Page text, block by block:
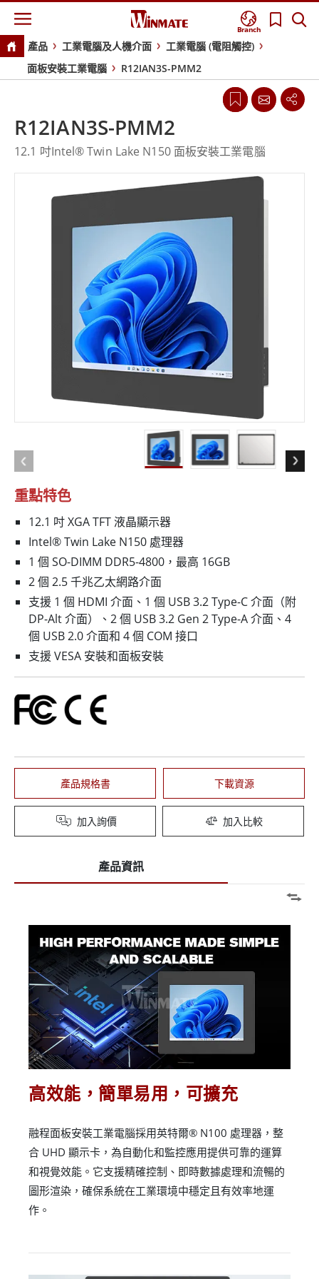
Branch
產品 工業電腦及人機介面
工業電腦 (電阻觸控)
面板安裝工業電腦
R12IAN3S-PMM2
重點特色
12.1 吋 XGA TFT 液晶顯示器
Intel® Twin Lake N150 處理器
1 個 SO-DIMM DDR5-4800，最高 16GB
2 個 2.5 千兆乙太網路介面
支援 1 個 HDMI 介面、1 個 USB 3.2 Type-C 介面（附
DP-Alt 介面）、2 個 USB 3.2 Gen 2 Type-A 介面、4
個 USB 2.0 介面和 4 個 COM 接口
支援 VESA 安裝和面板安裝
產品規格書 下載資源
加入詢價 加入比較
R12IAN3S-PMM2
12.1 吋Intel® Twin Lake N150 面板安裝工業電腦
產品資訊
高效能，簡單易用，可擴充
融程面板安裝工業電腦採用英特爾® N100 處理器，整
合 UHD 顯示卡，為自動化和監控應用提供可靠的運算
和視覺效能。它支援精確控制、即時數據處理和流暢的
圖形渲染，確保系統在工業環境中穩定且有效率地運
作。